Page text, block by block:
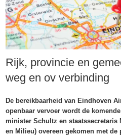
Rijk, provincie en
weg en ov verbinding
De bereikbaarheid van Eindhoven
openbaar vervoer wordt de
minister Schultz en staatssecretaris
en Milieu) overeen gekomen met